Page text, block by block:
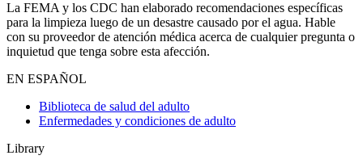
La FEMA y los CDC han elaborado recomendaciones específicas
para la limpieza luego de un desastre causado por el agua. Hable
con su proveedor de atención médica acerca de cualquier pregunta o
inquietud que tenga sobre esta afección.
EN ESPAÑOL
Biblioteca de salud del adulto
Enfermedades y condiciones de adulto
Library